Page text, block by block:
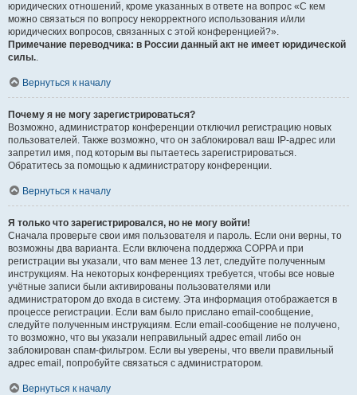
юридических отношений, кроме указанных в ответе на вопрос «С кем
можно связаться по вопросу некорректного использования и/или
юридических вопросов, связанных с этой конференцией?».
Примечание переводчика: в России данный акт не имеет юридической
силы..
Вернуться к началу
Почему я не могу зарегистрироваться?
Возможно, администратор конференции отключил регистрацию новых
пользователей. Также возможно, что он заблокировал ваш IP-адрес или
запретил имя, под которым вы пытаетесь зарегистрироваться.
Обратитесь за помощью к администратору конференции.
Вернуться к началу
Я только что зарегистрировался, но не могу войти!
Сначала проверьте свои имя пользователя и пароль. Если они верны, то
возможны два варианта. Если включена поддержка COPPA и при
регистрации вы указали, что вам менее 13 лет, следуйте полученным
инструкциям. На некоторых конференциях требуется, чтобы все новые
учётные записи были активированы пользователями или
администратором до входа в систему. Эта информация отображается в
процессе регистрации. Если вам было прислано email-сообщение,
следуйте полученным инструкциям. Если email-сообщение не получено,
то возможно, что вы указали неправильный адрес email либо он
заблокирован спам-фильтром. Если вы уверены, что ввели правильный
адрес email, попробуйте связаться с администратором.
Вернуться к началу